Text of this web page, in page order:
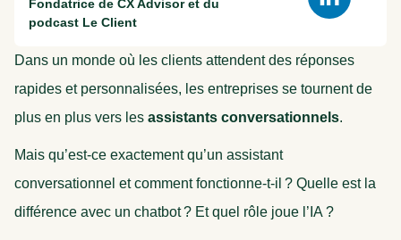
Fondatrice de CX Advisor et du
podcast Le Client
Dans un monde où les clients attendent des réponses
rapides et personnalisées, les entreprises se tournent de
plus en plus vers les assistants conversationnels.
Mais qu’est-ce exactement qu’un assistant
conversationnel et comment fonctionne-t-il ? Quelle est la
différence avec un chatbot ? Et quel rôle joue l’IA ?